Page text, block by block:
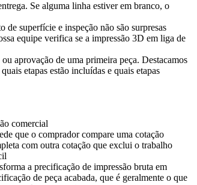
Se alguma linha estiver em branco, o
superfície e inspeção não são surpresas
equipe verifica se a impressão 3D em liga de
aprovação de uma primeira peça. Destacamos
etapas estão incluídas e quais etapas
comercial
que o comprador compare uma cotação
com outra cotação que exclui o trabalho
a precificação de impressão bruta em
de peça acabada, que é geralmente o que